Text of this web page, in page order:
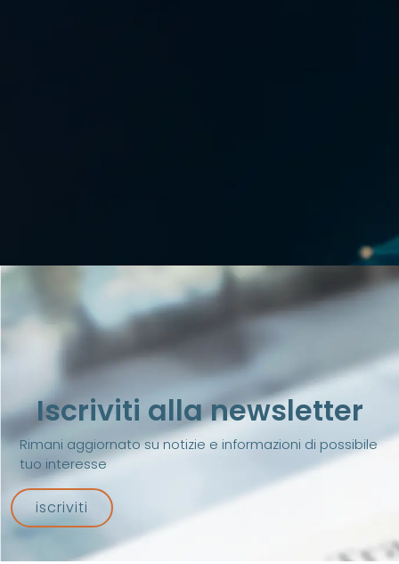
Iscriviti alla newsletter
Rimani aggiornato su notizie e informazioni di possibile
tuo interesse
iscriviti